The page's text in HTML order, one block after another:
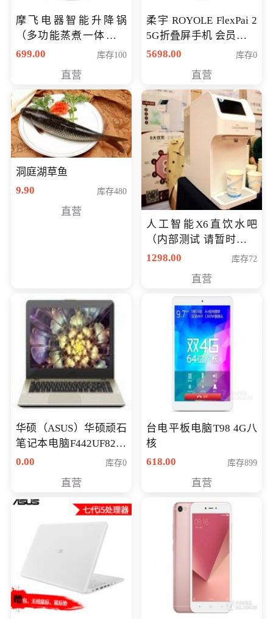
摩飞电器智能升降锅
（多功能蒸煮一体锅）
（智能升降养生锅） 会
699.00 库存100
直营
柔宇 ROYOLE FlexPai 2
5G折叠屏手机 会员专享
购买价格 4998元
5698.00 库存0
直营
洞庭湖草鱼
9.90
库存480
直营
人工智能X6直饮水吧
（内部测试 请暂时不要
购买）
1298.00 库存72
直营
华硕（ASUS）华硕顽石
笔记本电脑F442UF8250
八代独显轻薄办公商务
0.00 库存0
直营
台电平板电脑T98 4G八
核
618.00
库存899
直营